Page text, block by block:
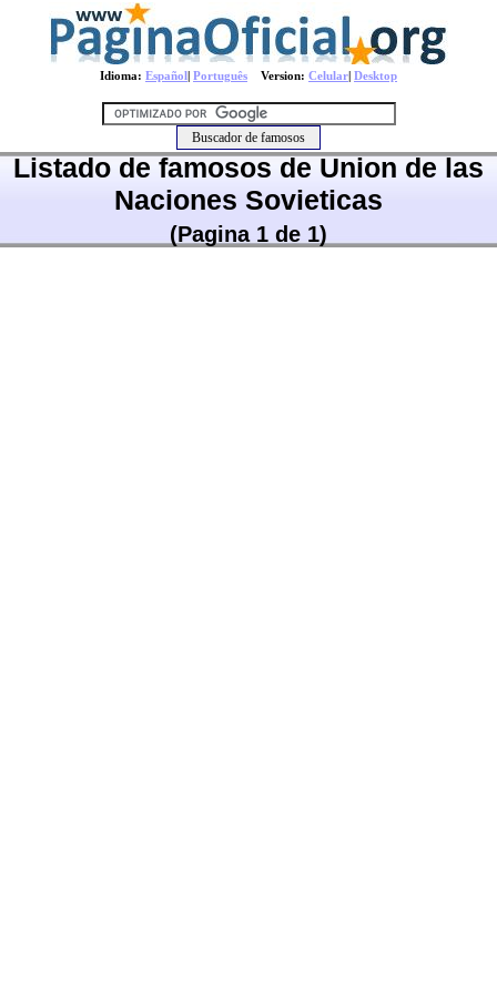
Idioma: Español| Português Version: Celular| Desktop
Listado de famosos de Union de las
Naciones Sovieticas
(Pagina 1 de 1)